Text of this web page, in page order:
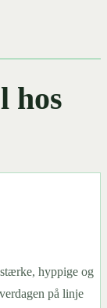
hos
hyppige og
på linje